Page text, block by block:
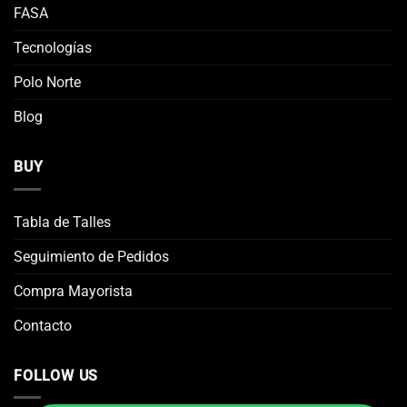
FASA
Tecnologías
Polo Norte
Blog
BUY
Tabla de Talles
Seguimiento de Pedidos
Compra Mayorista
Contacto
FOLLOW US